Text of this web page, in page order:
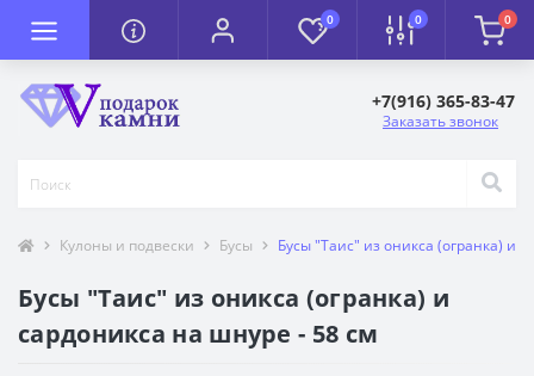
0 0 0
+7(916) 365-83-47
Заказать звонок
Кулоны и подвески Бусы Бусы "Таис" из оникса (огранка) и
Бусы "Таис" из оникса (огранка) и
сардоникса на шнуре - 58 см